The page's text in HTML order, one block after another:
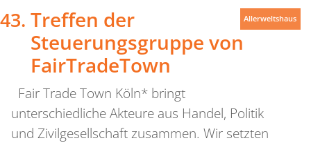
Treffen der
Steuerungsgruppe von
FairTradeTown
Fair Trade Town Köln* bringt
unterschiedliche Akteure aus Handel, Politik
und Zivilgesellschaft zusammen. Wir setzten
Allerweltshaus